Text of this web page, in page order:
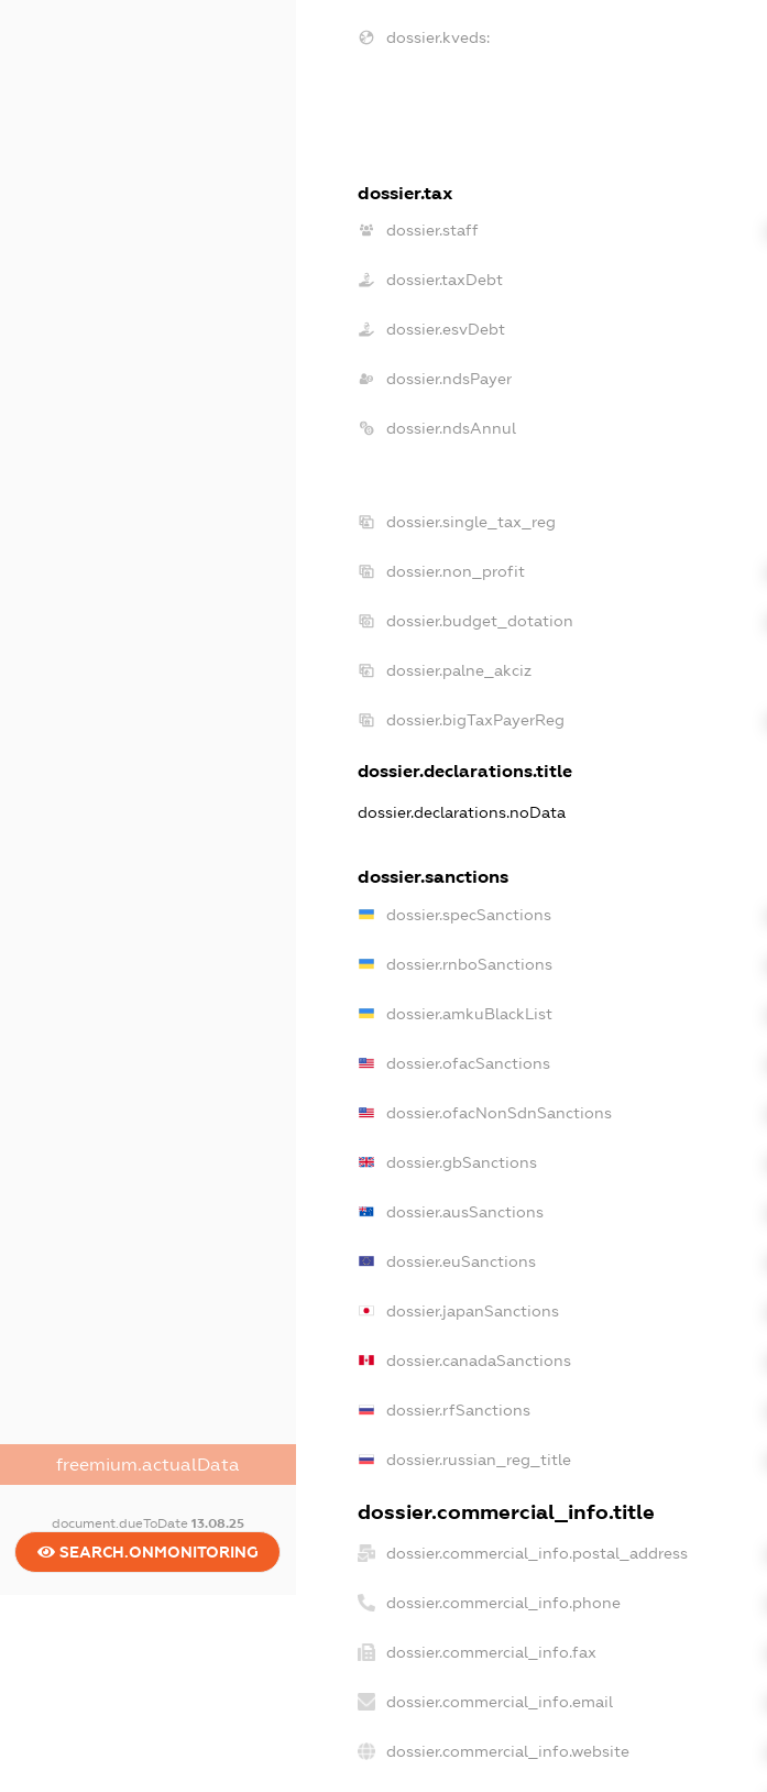
freemium.actualData
document.dueToDate 13.08.25
SEARCH.ONMONITORING
dossier.kveds:
dossier.tax
dossier.staff
dossier.taxDebt
dossier.esvDebt
dossier.ndsPayer
dossier.ndsAnnul
dossier.single_tax_reg
dossier.non_profit
dossier.budget_dotation
dossier.palne_akciz
dossier.bigTaxPayerReg
dossier.declarations.title
dossier.declarations.noData
dossier.sanctions
dossier.specSanctions
dossier.rnboSanctions
dossier.amkuBlackList
dossier.ofacSanctions
dossier.ofacNonSdnSanctions
dossier.gbSanctions
dossier.ausSanctions
dossier.euSanctions
dossier.japanSanctions
dossier.canadaSanctions
dossier.rfSanctions
dossier.russian_reg_title
dossier.commercial_info.title
dossier.commercial_info.postal_address
dossier.commercial_info.phone
dossier.commercial_info.fax
dossier.commercial_info.email
dossier.commercial_info.website